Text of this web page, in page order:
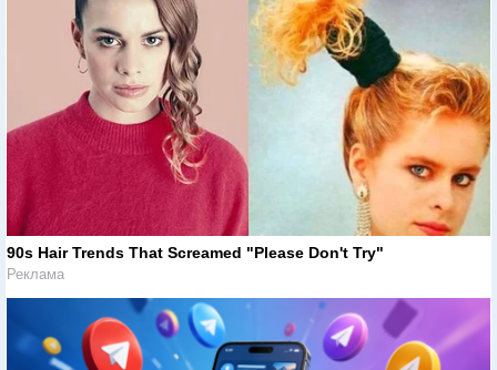
90s Hair Trends That Screamed "Please Don't Try"
Реклама